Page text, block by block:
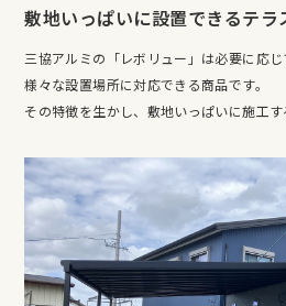
敷地いっぱいに設置できるテラ
三協アルミの「レボリュー」は必要に応じ
様々な設置場所に対応できる商品です。
その特徴を生かし、敷地いっぱいに施工す